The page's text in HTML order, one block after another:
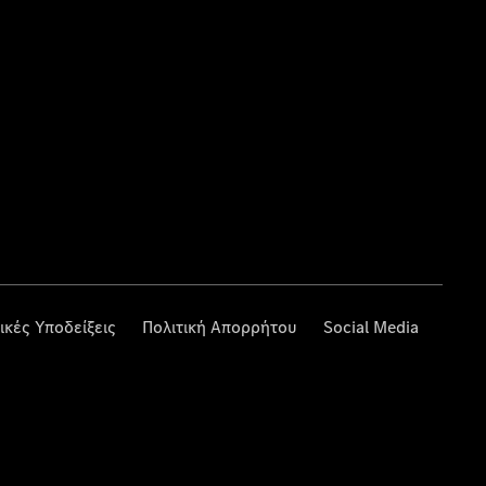
Υποδείξεις Πολιτική Απορρήτου Social Media